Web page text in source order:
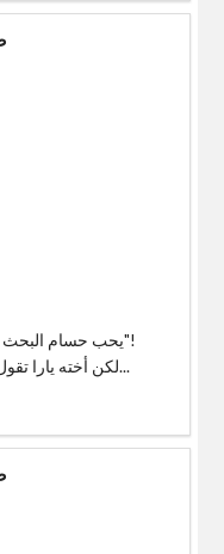
يحب حسام البحث عن الأشياء الغريبة، ويسميها "كنوز"!
لكن أخته يارا تقول: "أنت لا تجد سوى الأشياء التي لا...